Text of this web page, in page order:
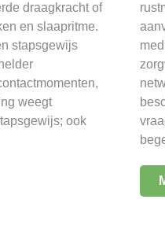
draagkracht of
en slaapritme.
stapsgewijs
weegt
ook